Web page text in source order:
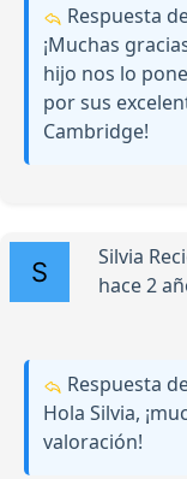
Respuesta
¡Muchas
hijo nos lo
por sus
Cambridge!
Silvia
hace 2
Respuesta
Hola Silvia,
valoración!